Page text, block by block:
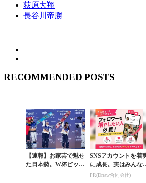
荻原大翔
長谷川帝勝
RECOMMENDED POSTS
【速報】お家芸で魅せ
た日本勢。W杯ビッグ
SNSアカウントを着
に成長。実はみんな
コ使ってます。
PR(Dreaw合同会社)